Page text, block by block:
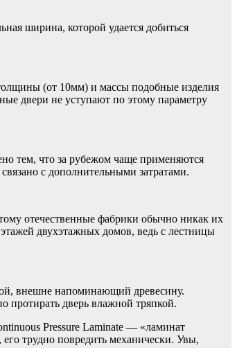
ширина, которой удается добиться
(от 10мм) и массы подобные изделия
двери не уступают по этому параметру
тем, что за рубежом чаще применяются
с дополнительными затратами.
отечественные фабрики обычно никак их
двухэтажных домов, ведь с лестницы
внешне напоминающий древесину.
протирать дверь влажной тряпкой.
Pressure Laminate — «ламинат
трудно повредить механически. Увы,